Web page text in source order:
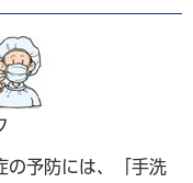
の予防には、「手洗